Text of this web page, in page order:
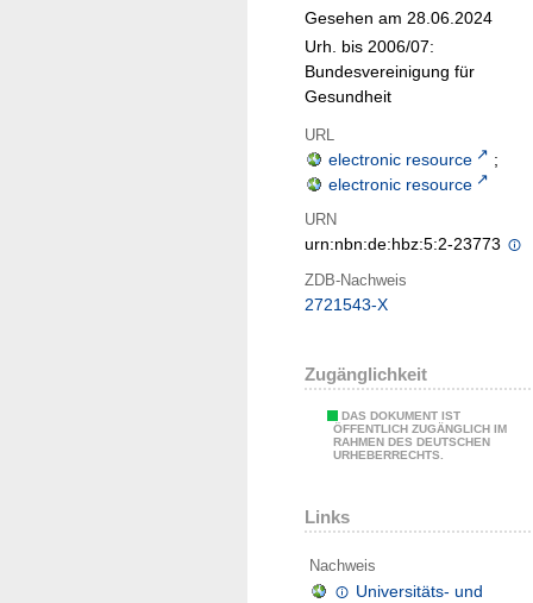
Gesehen am 28.06.2024
Urh. bis 2006/07:
Bundesvereinigung für
Gesundheit
URL
electronic resource
;
electronic resource
URN
urn:nbn:de:hbz:5:2-23773
ZDB-Nachweis
2721543-X
Zugänglichkeit
DAS DOKUMENT IST
ÖFFENTLICH ZUGÄNGLICH IM
RAHMEN DES DEUTSCHEN
URHEBERRECHTS.
Links
Nachweis
Universitäts- und